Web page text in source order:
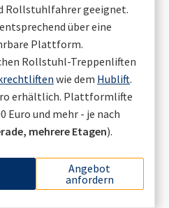
Rollstuhlfahrer geeignet.
über eine
Plattform.
Rollstuhl-Treppenliften
wie dem Hublift.
erhältlich. Plattformlifte
Euro und mehr - je nach
mehrere Etagen).
Angebot
anfordern